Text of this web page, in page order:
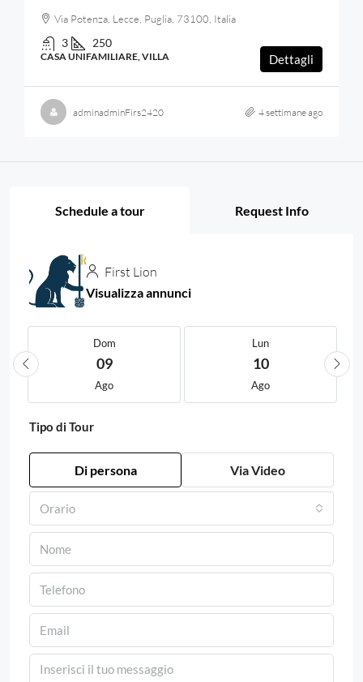
Via Potenza, Lecce, Puglia, 73100, Italia
3 250
CASA UNIFAMILIARE, VILLA Dettagli
adminadminFirs2420 4 settimane ago
Schedule a tour Request Info
First Lion
Visualizza annunci
Dom
09
Ago
Lun
10
Ago
Tipo di Tour
Di persona Via Video
Orario